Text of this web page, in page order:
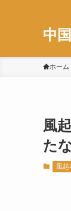
中
ホーム
風
た
風起